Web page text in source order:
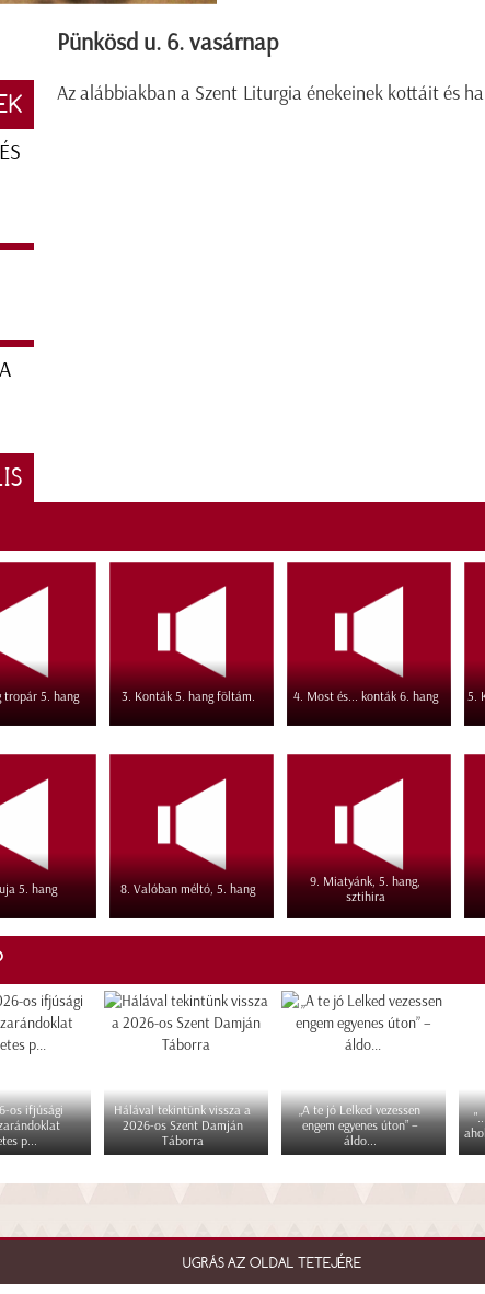
Pünkösd u. 6. vasárnap
Az alábbiakban a Szent Liturgia énekeinek kottáit és
tropár 5. hang 3. Konták 5. hang föltám. 4. Most és... konták 6. hang 5.
5. hang 8. Valóban méltó, 5. hang
9. Miatyánk, 5. hang,
sztihira
os ifjúsági
p...
Hálával tekintünk vissza a
2026-os Szent Damján
Táborra
„A te jó Lelked vezessen
engem egyenes úton” –
áldo...
UGRÁS AZ OLDAL TETEJÉRE